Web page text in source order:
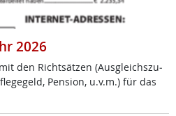
2026
den Richt­sät­zen (Aus­g­leichs­zu­
Pen­si­on, u.v.m.) für das